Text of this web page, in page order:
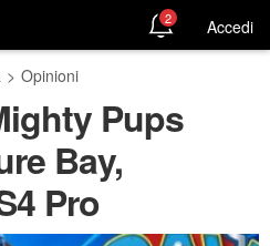
2 Accedi
> Opinioni
Pups
Bay,
Pro